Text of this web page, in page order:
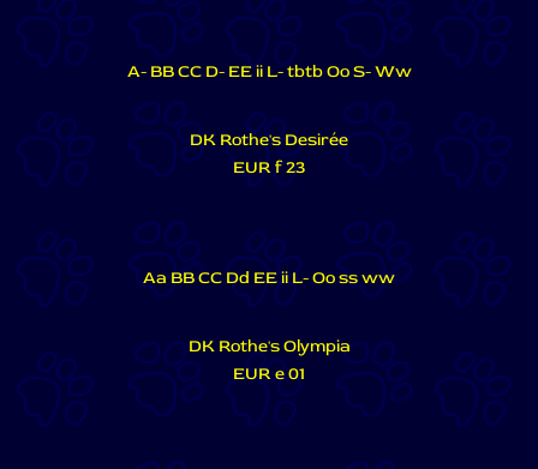
A- BB CC D- EE ii L- tbtb Oo S- Ww
DK Rothe's Desirée
EUR f 23
Aa BB CC Dd EE ii L- Oo ss ww
DK Rothe's Olympia
EUR e 01